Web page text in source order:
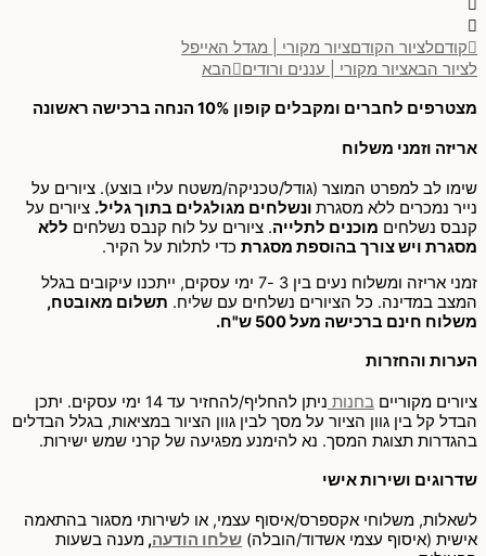
קודםלציור הקודםציור מקורי | מגדל האייפל
לציור הבאציור מקורי | עננים ורודים הבא
מצטרפים לחברים ומקבלים קופון 10% הנחה ברכישה ראשונה
אריזה וזמני משלוח
שימו לב למפרט המוצר (גודל/טכניקה/משטח עליו בוצע). ציורים על
נייר נמכרים ללא מסגרת ונשלחים מגולגלים בתוך גליל. ציורים על
קנבס נשלחים מוכנים לתלייה. ציורים על לוח קנבס נשלחים ללא
מסגרת ויש צורך בהוספת מסגרת כדי לתלות על הקיר.
זמני אריזה ומשלוח נעים בין 3 -7 ימי עסקים, ייתכנו עיקובים בגלל
המצב במדינה. כל הציורים נשלחים עם שליח. תשלום מאובטח,
משלוח חינם ברכישה מעל 500 ש"ח.
הערות והחזרות
ציורים מקוריים בחנות
ניתן להחליף/להחזיר עד 14 ימי עסקים. יתכן
הבדל קל בין גוון הציור על מסך לבין גוון הציור במציאות, בגלל הבדלים
בהגדרות תצוגת המסך. נא להימנע מפגיעה של קרני שמש ישירות.
שדרוגים ושירות אישי
לשאלות, משלוחי אקספרס/איסוף עצמי, או לשירותי מסגור בהתאמה
אישית (איסוף עצמי אשדוד/הובלה) שלחו הודעה, מענה בשעות